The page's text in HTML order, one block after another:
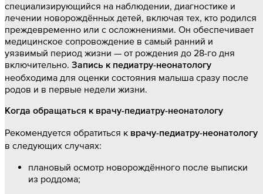
специализирующийся на наблюдении, диагностике и
лечении новорождённых детей, включая тех, кто родился
преждевременно или с осложнениями. Он обеспечивает
медицинское сопровождение в самый ранний и
уязвимый период жизни — от рождения до 28-го дня
включительно. Запись к педиатру-неонатологу
необходима для оценки состояния малыша сразу после
родов и в первые недели жизни.
Когда обращаться к врачу-педиатру-неонатологу
Рекомендуется обратиться к врачу-педиатру-неонатологу
в следующих случаях:
плановый осмотр новорождённого после выписки
из роддома;